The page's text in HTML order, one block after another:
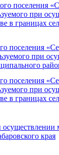
поселения
при
в границах
при
при
в границах
края